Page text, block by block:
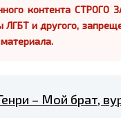
контента СТРОГО
ЛГБТ и другого,
– Мой брат,